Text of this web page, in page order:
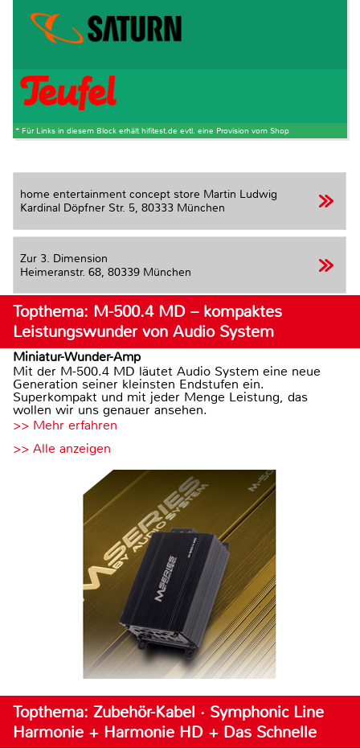
* Für Links in diesem Block erhält hifitest.de evtl. eine Provision vom Shop
home entertainment concept store Martin Ludwig
Kardinal Döpfner Str. 5, 80333 München
Zur 3. Dimension
Heimeranstr. 68, 80339 München
Topthema: M-500.4 MD – kompaktes
Leistungswunder von Audio System
Miniatur-Wunder-Amp
Mit der M-500.4 MD läutet Audio System eine neue
Generation seiner kleinsten Endstufen ein.
Superkompakt und mit jeder Menge Leistung, das
wollen wir uns genauer ansehen.
>> Mehr erfahren
>> Alle anzeigen
Topthema: Zubehör-Kabel · Symphonic Line
Harmonie + Harmonie HD + Das Schnelle